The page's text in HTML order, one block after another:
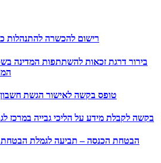
רישום להכשרה להתנהלות
בירור דרגת זכאות להשתתפות המדינה
טופס בקשה לאישור הגשת חשבון
בקשה לקבלת מידע על הליכי גבייה במרכז
הבטחת הכנסה – תביעה לגמלת הבטחת